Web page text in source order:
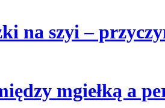
na szyi –
mgiełką a